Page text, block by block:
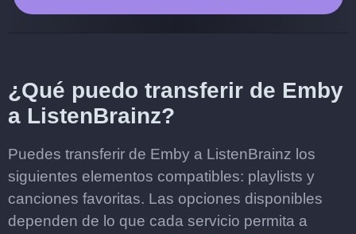
¿Qué puedo transferir de Emby
a ListenBrainz?
Puedes transferir de Emby a ListenBrainz los
siguientes elementos compatibles: playlists y
canciones favoritas. Las opciones disponibles
dependen de lo que cada servicio permita a